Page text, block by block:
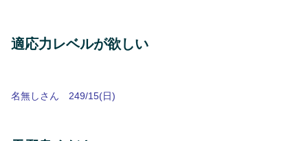
適応力レベルが欲しい
名無しさん 249/15(日)